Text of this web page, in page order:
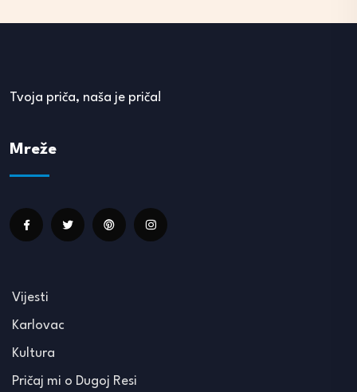
Tvoja priča, naša je priča!
Mreže
Vijesti
Karlovac
Kultura
Pričaj mi o Dugoj Resi